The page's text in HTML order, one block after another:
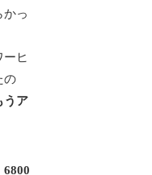
かっ
ーヒ
の
うア